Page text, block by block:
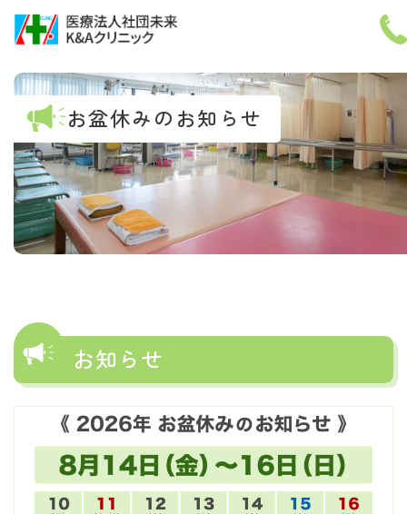
メ
小 中 大
ホーム
施設紹介
ペインクリニック
アクセス
お盆休みのお知らせ
お知らせ